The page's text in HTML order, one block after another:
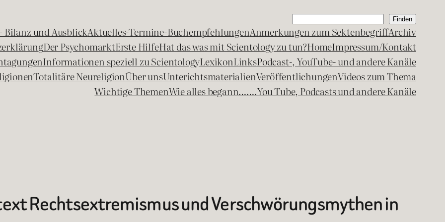
Suchen Finden
Bilanz und AusblickAktuelles-Termine-BuchempfehlungenAnmerkungen zum SektenbegriffArchiv
Der PsychomarktErste HilfeHat das was mit Scientology zu tun?HomeImpressum/Kontakt
Informationen speziell zu ScientologyLexikonLinksPodcast-, YouTube- und andere Kanäle
Totalitäre NeureligionÜber unsUnterichtsmaterialienVeröffentlichungenVideos zum Thema
Wichtige ThemenWie alles begann…….You Tube, Podcasts und andere Kanäle
Rechtsextremismus und Verschwörungsmythen in